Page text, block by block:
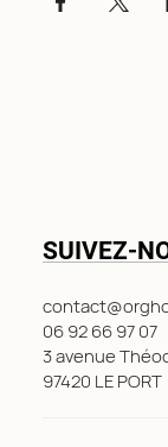
06 92 66 97 07
3 avenue
97420 LE PORT
SUIVEZ-